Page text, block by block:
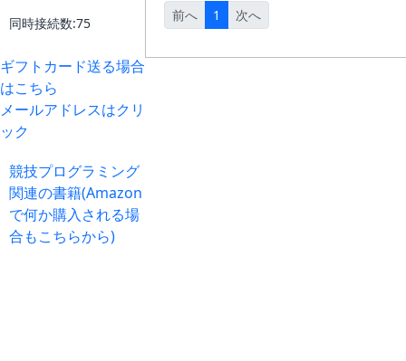
同時接続数:75
ギフトカード送る場合
はこちら
メールアドレスはクリ
ック
競技プログラミング
関連の書籍(Amazon
で何か購入される場
合もこちらから)
前へ 1 次へ